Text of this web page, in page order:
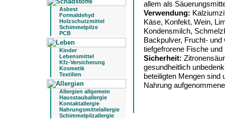
Asbest
Formaldehyd
Holzschutzmittel
Schimmelpilze
PCB
Kinder
Lebensmittel
Kfz-Versicherung
Kosmetik
Textilien
Allergien allgemein
Hausstauballergie
Kontaktallergie
Nahrungsmittelallergie
Schimmelpilzallergie
allem als
Verwendung:
Käse, Konfekt, Wein,
Kondensmilch,
Backpulver, Frucht-
tiefgefrorene Fische und
Sicherheit:
gesundheitlich
beteiligten Mengen sind
Nahrung